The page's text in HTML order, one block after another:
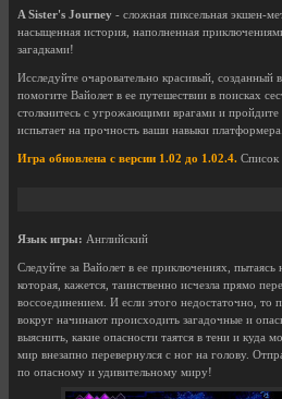
A Sister's Journey - сложная пиксельная экшен-
насыщенная история, наполненная
загадками!
Исследуйте очаровательно красивый, созданный
помогите Вайолет в ее путешествии в поисках
столкнитесь с угрожающими врагами и
испытает на прочность ваши навыки платформера.
Игра обновлена с версии 1.02 до 1.02.4. Список
Язык игры: Английский
Следуйте за Вайолет в ее приключениях,
которая, кажется, таинственно исчезла прямо
воссоединением. И если этого недостаточно, то
вокруг начинают происходить загадочные и
выяснить, какие опасности таятся в тени и куда
мир внезапно перевернулся с ног на голову.
по опасному и удивительному миру!